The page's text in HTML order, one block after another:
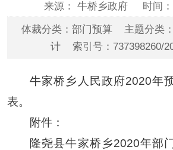
来源： 牛桥乡政府 时间
体裁分类：部门预算 主题分类
计 索引号：737398260/
牛家桥乡人民政府2020年
表。
附件：
隆尧县牛家桥乡2020年部